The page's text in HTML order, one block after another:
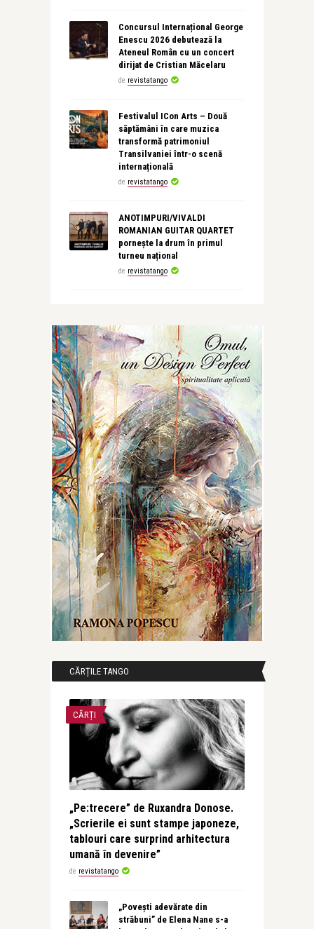
Concursul Internațional George
Enescu 2026 debutează la
Ateneul Român cu un concert
dirijat de Cristian Măcelaru
de revistatango
Festivalul ICon Arts – Două
săptămâni în care muzica
transformă patrimoniul
Transilvaniei într-o scenă
internațională
de revistatango
ANOTIMPURI/VIVALDI
ROMANIAN GUITAR QUARTET
pornește la drum în primul
turneu național
de revistatango
CĂRȚILE TANGO
CĂRȚI
„Pe:trecere” de Ruxandra Donose.
„Scrierile ei sunt stampe japoneze,
tablouri care surprind arhitectura
umană în devenire”
de revistatango
„Povești adevărate din
străbuni” de Elena Nane s-a